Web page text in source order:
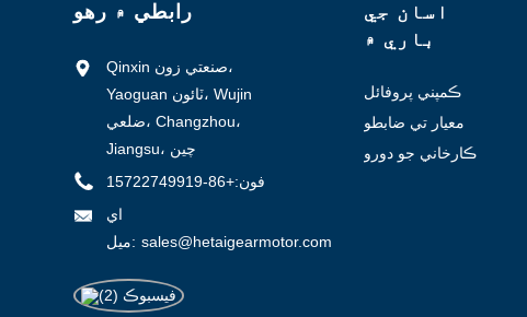
رابطي ۾ رهو
Qinxin صنعتي زون،
Yaoguan ٽائون، Wujin
ضلعي، Changzhou،
Jiangsu، چين
فون:+86-15722749919
اي
ميل: sales@hetaigearmotor.com
اسان جي
باري ۾
ڪمپني پروفائل
معيار تي ضابطو
ڪارخاني جو دورو